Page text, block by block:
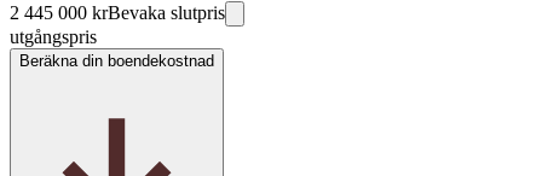
2 445 000 krBevaka slutpris
utgångspris
Beräkna din boendekostnad